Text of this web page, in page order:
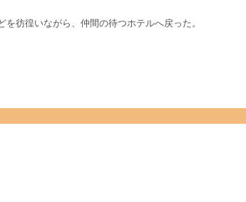
彷徨いながら、仲間の待つホテルへ戻った。